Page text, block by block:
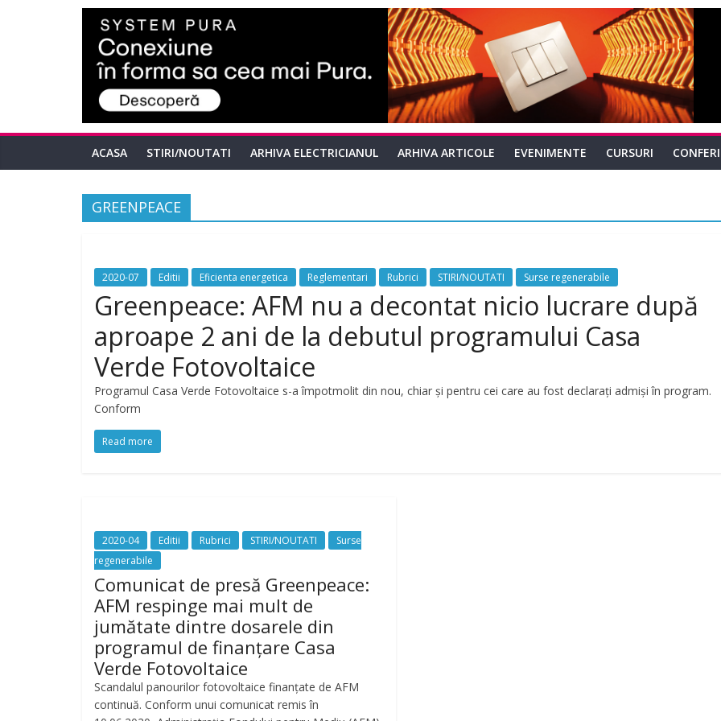
ACASA STIRI/NOUTATI ARHIVA ELECTRICIANUL ARHIVA ARTICOLE EVENIMENTE CURSURI
GREENPEACE
2020-07 Editii Eficienta energetica Reglementari Rubrici STIRI/NOUTATI Surse regenerabile
Greenpeace: AFM nu a decontat nicio lucrare după
aproape 2 ani de la debutul programului Casa
Verde Fotovoltaice
Programul Casa Verde Fotovoltaice s-a împotmolit din nou, chiar și pentru cei care au fost declarați admiși în program.
Conform
Read more
2020-04 Editii Rubrici STIRI/NOUTATI
Surse
regenerabile
Comunicat de presă Greenpeace:
AFM respinge mai mult de
jumătate dintre dosarele din
programul de finanțare Casa
Verde Fotovoltaice
Scandalul panourilor fotovoltaice finanțate de AFM
continuă. Conform unui comunicat remis în